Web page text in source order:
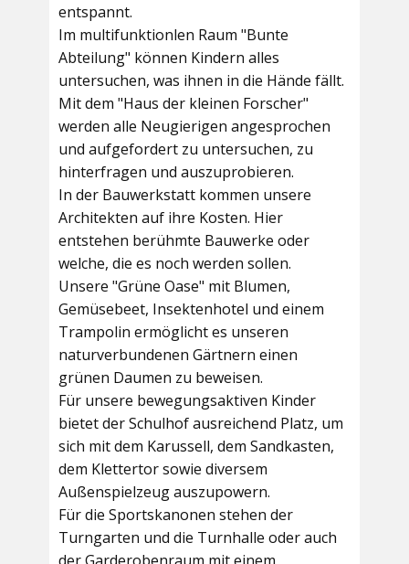
entspannt.
Im multifunktionlen Raum "Bunte
Abteilung" können Kindern alles
untersuchen, was ihnen in die Hände fällt.
Mit dem "Haus der kleinen Forscher"
werden alle Neugierigen angesprochen
und aufgefordert zu untersuchen, zu
hinterfragen und auszuprobieren.
In der Bauwerkstatt kommen unsere
Architekten auf ihre Kosten. Hier
entstehen berühmte Bauwerke oder
welche, die es noch werden sollen.
Unsere "Grüne Oase" mit Blumen,
Gemüsebeet, Insektenhotel und einem
Trampolin ermöglicht es unseren
naturverbundenen Gärtnern einen
grünen Daumen zu beweisen.
Für unsere bewegungsaktiven Kinder
bietet derSchulhofausreichend Platz, um
sich mit dem Karussell, dem Sandkasten,
dem Klettertor sowie diversem
Außenspielzeug auszupowern.
Für die Sportskanonen stehen der
Turngarten und die Turnhalle oder auch